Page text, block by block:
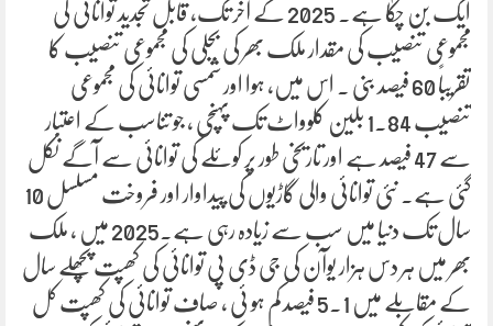
ایک بن چکا ہے۔ 2025 کے آخر تک، قابل تجدید توانائی کی
مجموعی تنصیب کی مقدار ملک بھر کی بجلی کی مجموعی تنصیب کا
تقریباً 60 فیصد بنی ۔ اس میں، ہوا اور شمسی توانائی کی مجموعی
تنصیب 1.84 بلین کلوواٹ تک پہنچی ، جو تناسب کے اعتبار
سے 47 فیصد ہے اور تاریخی طور پر کوئلے کی توانائی سے آگے نکل
گئی ہے۔ نئی توانائی والی گاڑیوں کی پیداوار اور فروخت مسلسل 10
سال تک دنیا میں سب سے زیادہ رہی ہے۔2025 میں ، ملک
بھر میں ہر دس ہزار یوآن کی جی ڈی پی توانائی کی کھپت پچھلے سال
کے مقابلے میں 5.1 فیصد کم ہو ئی ، صاف توانائی کی کھپت کل